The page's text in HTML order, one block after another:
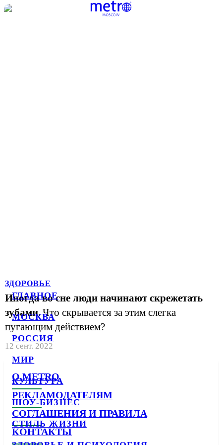
ГЛАВНОЕ
МОСКВА
РОССИЯ
МИР
КУЛЬТУРА
ШОУ-БИЗНЕС
СТИЛЬ ЖИЗНИ
ЗДОРОВЬЕ
Иногда во сне люди начинают скрежетать
зубами.Что скрывается за этим слегка
пугающим действием?
12 сент. 2022
О METRO
РЕКЛАМОДАТЕЛЯМ
СОГЛАШЕНИЯ И ПРАВИЛА
КОНТАКТЫ